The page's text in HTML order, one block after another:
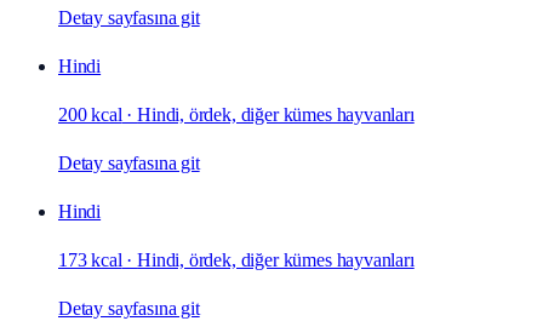
Detay sayfasına git
Hindi
200 kcal ·Hindi, ördek, diğer kümes hayvanları
Detay sayfasına git
Hindi
173 kcal ·Hindi, ördek, diğer kümes hayvanları
Detay sayfasına git